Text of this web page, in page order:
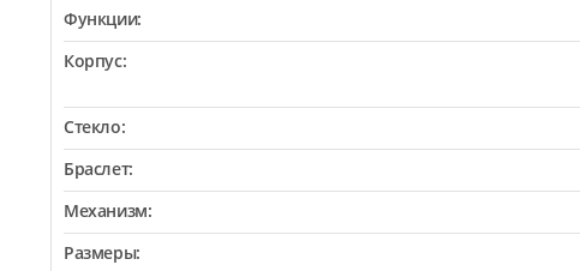
Функции:
Корпус:
Стекло:
Браслет:
Механизм:
Размеры: